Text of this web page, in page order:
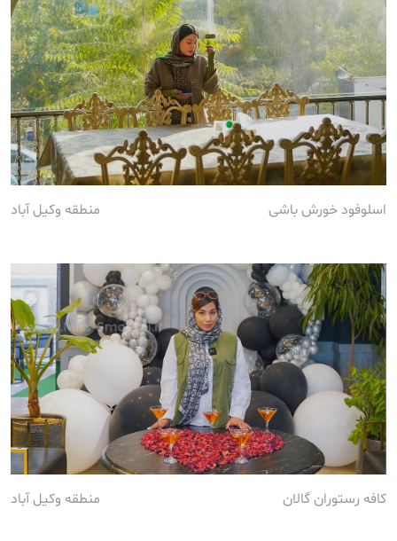
منطقه وکیل آباد اسلوفود خورش باشی
منطقه وکیل آباد کافه رستوران گالان